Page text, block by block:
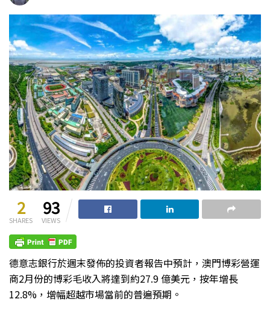
2
SHARES
93
VIEWS
德意志銀行於週末發佈的投資者報告中預計，澳門博彩營運
商2月份的博彩毛收入將達到約27.9 億美元，按年增長
12.8%，增幅超越市場當前的普遍預期。